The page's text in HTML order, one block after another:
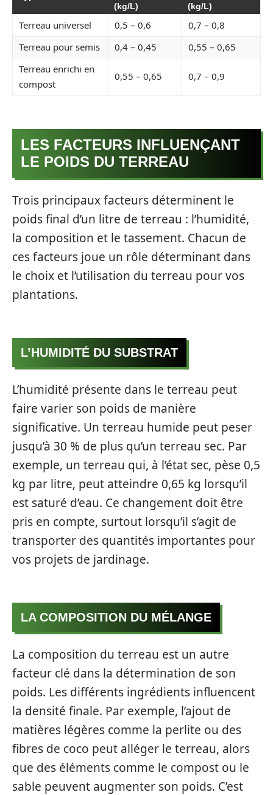
(kg/L)
(kg/L)
Terreau universel 0,5 – 0,6
0,7 – 0,8
Terreau pour semis
0,4 – 0,45
0,55 – 0,65
Terreau enrichi en
compost
0,55 – 0,65 0,7 – 0,9
LES FACTEURS INFLUENÇANT
LE POIDS DU TERREAU
Trois principaux facteurs déterminent le
poids final d’un litre de terreau : l’humidité,
la composition et le tassement. Chacun de
ces facteurs joue un rôle déterminant dans
le choix et l’utilisation du terreau pour vos
plantations.
L’HUMIDITÉ DU SUBSTRAT
L’humidité présente dans le terreau peut
faire varier son poids de manière
significative. Un terreau humide peut peser
jusqu’à 30 % de plus qu’un terreau sec. Par
exemple, un terreau qui, à l’état sec, pèse 0,5
kg par litre, peut atteindre 0,65 kg lorsqu’il
est saturé d’eau. Ce changement doit être
pris en compte, surtout lorsqu’il s’agit de
transporter des quantités importantes pour
vos projets de jardinage.
LA COMPOSITION DU MÉLANGE
La composition du terreau est un autre
facteur clé dans la détermination de son
poids. Les différents ingrédients influencent
la densité finale. Par exemple, l’ajout de
matières légères comme la perlite ou des
fibres de coco peut alléger le terreau, alors
que des éléments comme le compost ou le
sable peuvent augmenter son poids. C’est